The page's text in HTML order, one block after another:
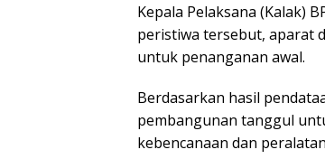
Kepala Pelaksana (Kalak)
peristiwa tersebut, aparat
untuk penanganan awal.
Berdasarkan hasil
pembangunan tanggul
kebencanaan dan